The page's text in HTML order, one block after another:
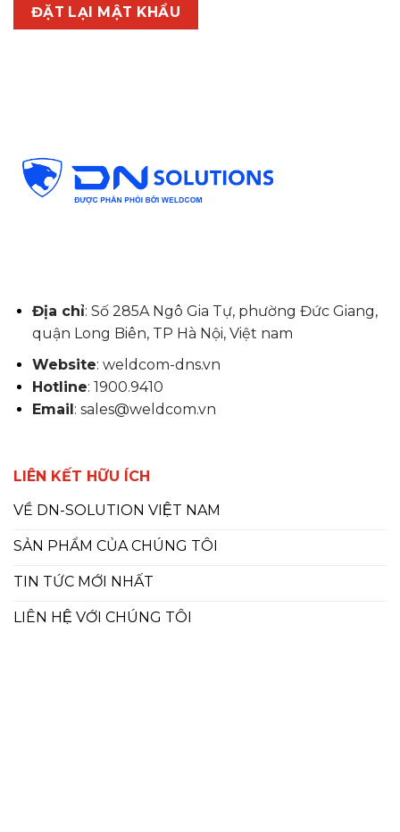
ĐẶT LẠI MẬT KHẨU
Địa chỉ: Số 285A Ngô Gia Tự, phường Đức Giang,
quận Long Biên, TP Hà Nội, Việt nam
Website: weldcom-dns.vn
Hotline: 1900.9410
Email: sales@weldcom.vn
LIÊN KẾT HỮU ÍCH
VỀ DN-SOLUTION VIỆT NAM
SẢN PHẨM CỦA CHÚNG TÔI
TIN TỨC MỚI NHẤT
LIÊN HỆ VỚI CHÚNG TÔI